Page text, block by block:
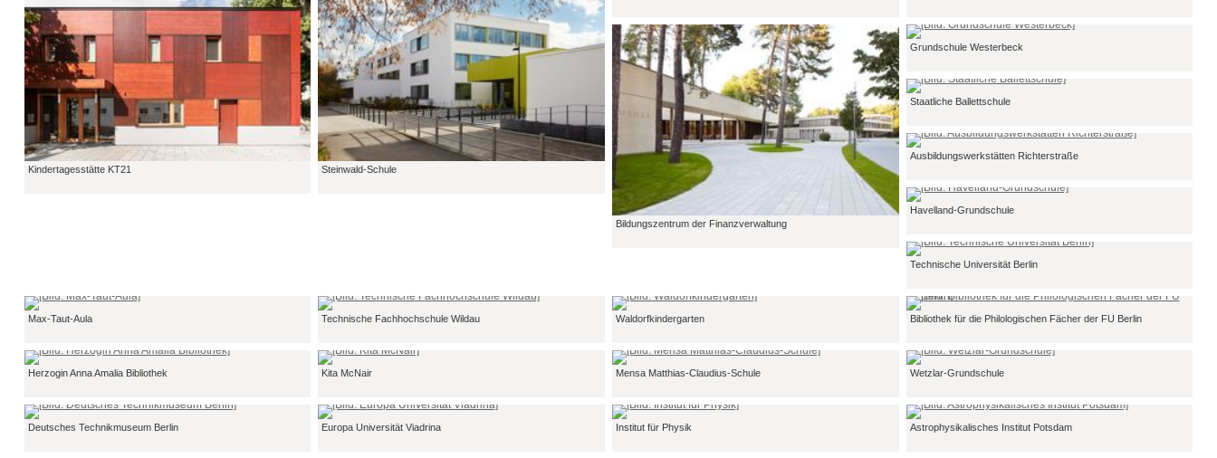
Kindertagesstätte KT21 Steinwald-Schule
Bildungszentrum der Finanzverwaltung
Grundschule Westerbeck
Staatliche Ballettschule
Ausbildungswerkstätten Richterstraße
Havelland-Grundschule
Technische Universität Berlin
Max-Taut-Aula Technische Fachhochschule Wildau Waldorfkindergarten Bibliothek für die Philologischen Fächer der FU Berlin
Herzogin Anna Amalia Bibliothek Kita McNair Mensa Matthias-Claudius-Schule Wetzlar-Grundschule
Deutsches Technikmuseum Berlin Europa Universität Viadrina Institut für Physik Astrophysikalisches Institut Potsdam